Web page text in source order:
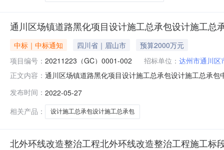
通川区场镇道路黑化项目设计施工总承包设计施工总
中标｜中标通知 四川省｜眉山市
预算2000万元
项目编号： 20211223（GC）0001-002 招标单位： 达州市通川区
正文内容： 通川区场镇道路黑化项目设计施工总承包设计施工总承
市政园林管理所招标人联系电话0818-2150286招标代理
发布时间： 2022-05-27
相关产品：
设计施工总承包设计施工总承包
北外环线改造整治工程北外环线改造整治工程施工标